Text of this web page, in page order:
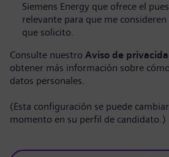
Siemens Energy que ofrece el
relevante para que me
que solicito.
Consulte nuestro Aviso de
obtener más información sobre
datos personales.
(Esta configuración se puede
momento en su perfil de candidato.)